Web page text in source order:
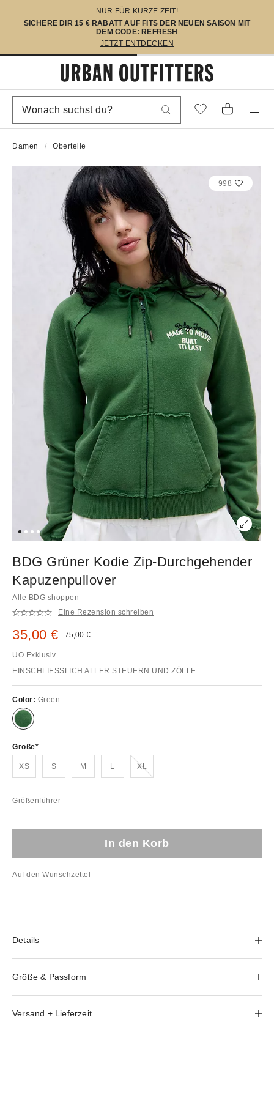
NUR FÜR KURZE ZEIT!
SICHERE DIR 15 € RABATT AUF FITS DER NEUEN SAISON MIT
DEM CODE: REFRESH
JETZT ENTDECKEN
Damen Oberteile
998
BDG Grüner Kodie Zip-Durchgehender
Kapuzenpullover
Alle BDG shoppen
Eine Rezension schreiben
Sale Preis:
35,00 € Original Preis:
75,00 €
UO Exklusiv
EINSCHLIESSLICH ALLER STEUERN UND ZÖLLE
Color: Green
Größe
XS S M L XLAusverkauft!
Größenführer
In den Korb
Auf den Wunschzettel
Details
Größe & Passform
Versand + Lieferzeit